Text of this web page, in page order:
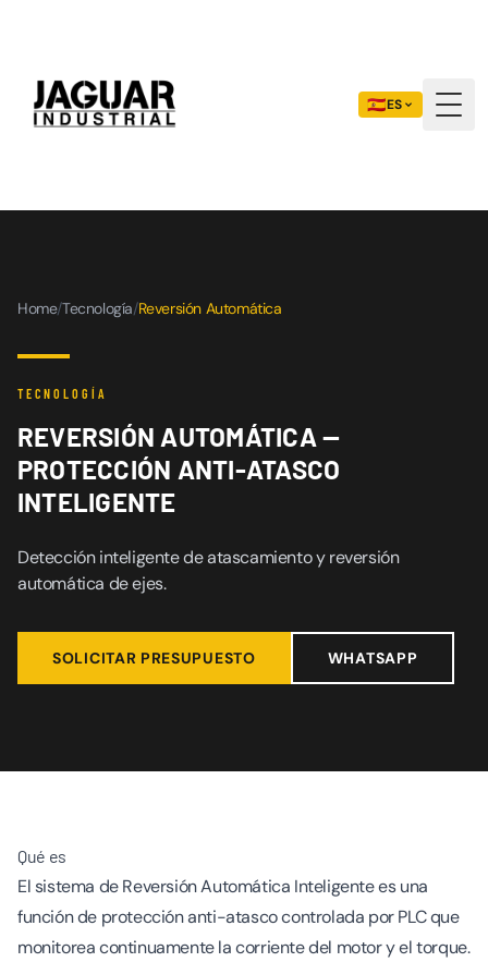
🇪🇸ES
Home/Tecnología/Reversión Automática
TECNOLOGÍA
REVERSIÓN AUTOMÁTICA —
PROTECCIÓN ANTI-ATASCO
INTELIGENTE
Detección inteligente de atascamiento y reversión
automática de ejes.
SOLICITAR PRESUPUESTO WHATSAPP
Qué es
El sistema de Reversión Automática Inteligente es una
función de protección anti-atasco controlada por PLC que
monitorea continuamente la corriente del motor y el torque.